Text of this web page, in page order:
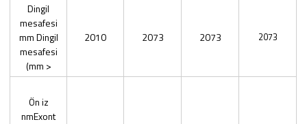
Dingil
mesafesi
mm Dingil
mesafesi
(mm >
2010 2073 2073 2073
Ön iz
nmExont